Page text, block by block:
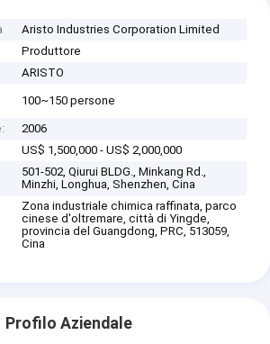
Aristo Industries Corporation Limited
Produttore
ARISTO
100~150 persone
2006
US$ 1,500,000 - US$ 2,000,000
501-502, Qiurui BLDG., Minkang Rd.,
Minzhi, Longhua, Shenzhen, Cina
Zona industriale chimica raffinata, parco
cinese d'oltremare, città di Yingde,
provincia del Guangdong, PRC, 513059,
Cina
Profilo Aziendale